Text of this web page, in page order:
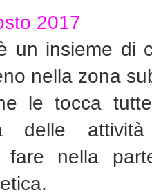
2017
un insieme di
nella zona
le tocca
delle
fare nella